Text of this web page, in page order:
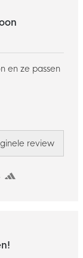
en ze passen
review